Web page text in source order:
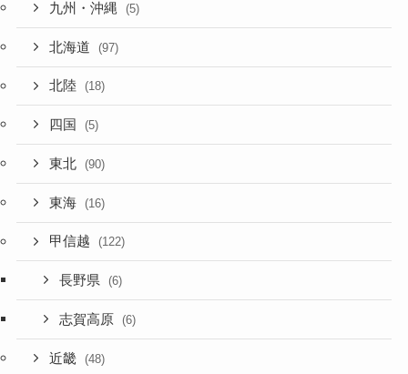
九州・沖縄 (5)
北海道 (97)
北陸 (18)
四国 (5)
東北 (90)
東海 (16)
甲信越 (122)
長野県 (6)
志賀高原 (6)
近畿 (48)